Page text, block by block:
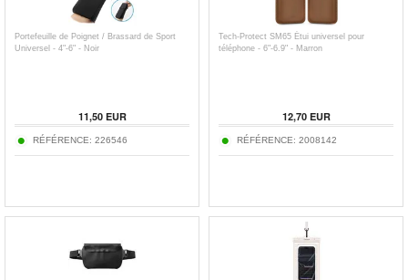
Portefeuille de Poignet / Brassard de Sport
Universel - 4"-6" - Noir
11,50EUR
RÉFÉRENCE: 226546
Tech-Protect SM65 Étui universel pour
téléphone - 6"-6.9" - Marron
12,70EUR
RÉFÉRENCE: 2008142